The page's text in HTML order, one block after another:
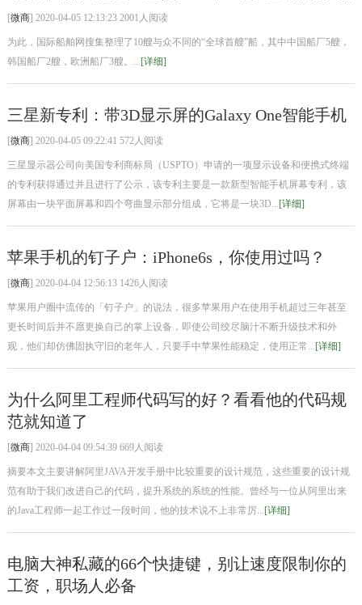
[微商] 2020-04-05 12:13:23 2001人阅读
为此，国际船舶网搜集整理了10艘与众不同的“全球首艘”船，其中中国船厂5艘，
韩国船厂2艘，欧洲船厂3艘。...[详细]
三星新专利：带3D显示屏的Galaxy One智能手机
[微商] 2020-04-05 09:22:41 572人阅读
三星显示器公司向美国专利商标局（USPTO）申请的一项显示设备和便携式终端
的专利获得通过并且进行了公示，该专利主要是一款新型智能手机屏幕专利，该
屏幕由一块平面屏幕和四个弯曲显示部分组成，它将是一块3D...[详细]
苹果手机的钉子户：iPhone6s，你使用过吗？
[微商] 2020-04-04 12:56:13 1426人阅读
苹果用户圈中流传的「钉子户」的说法，很多苹果用户在使用手机超过三年甚至
更长时间后并不愿更换自己的掌上设备，即使公司绞尽脑汁不断升级技术和外
观，他们却仿佛固执守旧的老年人，只要手中苹果性能稳定，使用正常...[详细]
为什么阿里工程师代码写的好？看看他的代码规
范就知道了
[微商] 2020-04-04 09:54:39 669人阅读
摘要本文主要讲解阿里JAVA开发手册中比较重要的设计规范，这些重要的设计规
范有助于我们改进自己的代码，提升系统的系统的性能。曾经与一位从阿里出来
的Java工程师一起工作过一段时间，他的技术说不上非常厉...[详细]
电脑大神私藏的66个快捷键，别让速度限制你的
工资，职场人必备